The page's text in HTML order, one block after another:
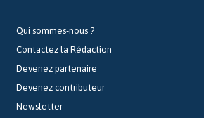
Qui sommes-nous ?
Contactez la Rédaction
Devenez partenaire
Devenez contributeur
Newsletter